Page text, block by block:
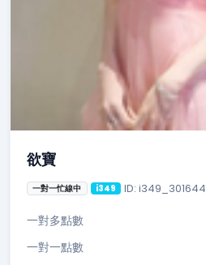
欲寶
一對一忙線中 i349 ID: i349_301644
一對多點數
一對一點數